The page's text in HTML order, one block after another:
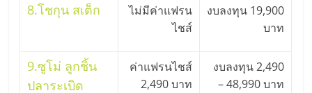
ขา
แฟ
8.โชกุน สเต็ก
ไม่มีค่าแฟรน
ไชส์
งบลงทุน 19,900
บาท
9.ซูโม่ ลูกชิ้น
ปลาระเบิด
ค่าแฟรนไชส์
2,490 บาท
งบลงทุน 2,490
– 48,990 บาท